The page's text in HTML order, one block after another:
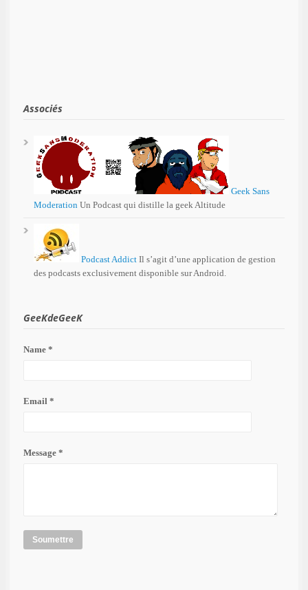
Associés
Geek Sans
Moderation Un Podcast qui distille la geek Altitude
Podcast Addict Il s’agit d’une application de gestion
des podcasts exclusivement disponible sur Android.
GeeKdeGeeK
Name *
Email *
Message *
Soumettre